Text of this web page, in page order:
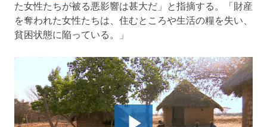
た女性たちが被る悪影響は甚大だ」と指摘する。「財産
を奪われた女性たちは、住むところや生活の糧を失い、
貧困状態に陥っている。」